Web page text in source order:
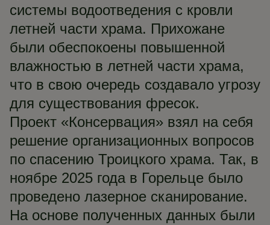
системы водоотведения с кровли
летней части храма. Прихожане
были обеспокоены повышенной
влажностью в летней части храма,
что в свою очередь создавало угрозу
для существования фресок.
Проект «Консервация» взял на себя
решение организационных вопросов
по спасению Троицкого храма. Так, в
ноябре 2025 года в Горельце было
проведено лазерное сканирование.
На основе полученных данных были